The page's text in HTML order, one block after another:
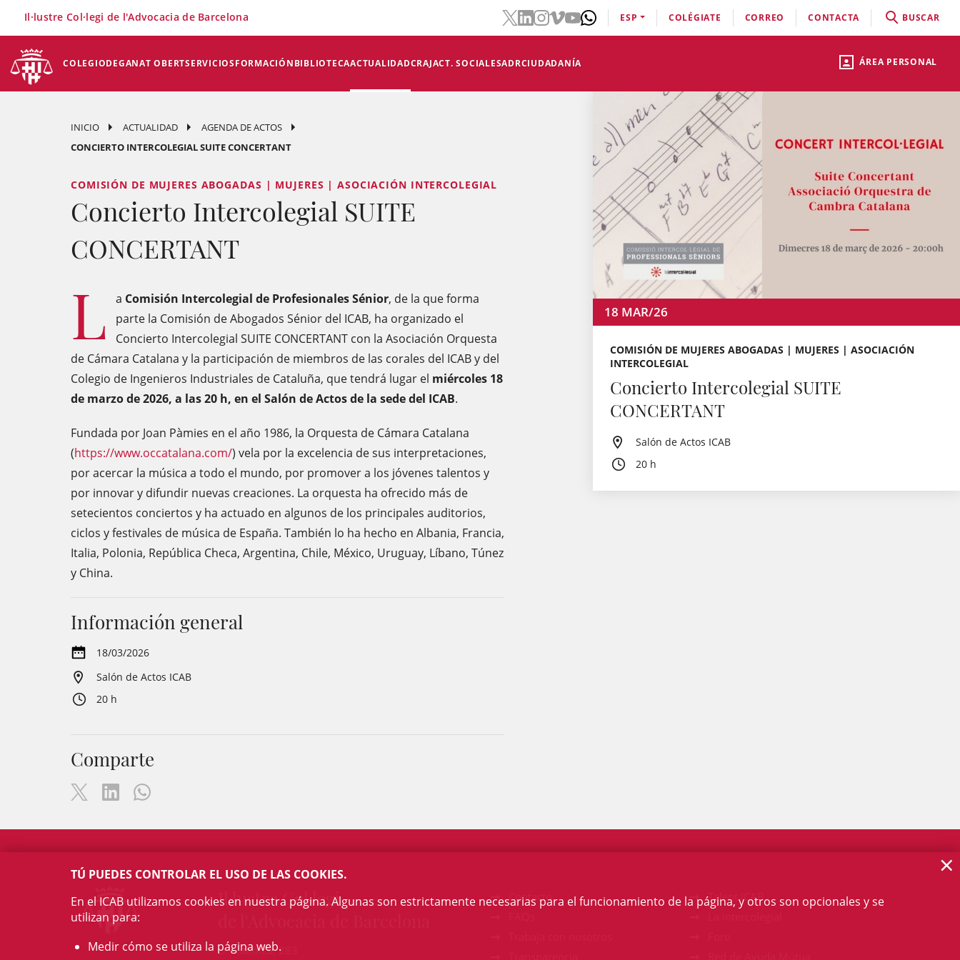
ÁREA PERSONAL
COLEGIODEGANAT OBERTSERVICIOSFORMACIÓNBIBLIOTECAACTUALIDADCRAJACT. SOCIALESADRCIUDADANÍA
Il·lustre Col·legi de l'Advocacia de Barcelona ESP COLÉGIATE CORREO CONTACTA BUSCAR
INICIO ACTUALIDAD
AGENDA DE ACTOS
CONCIERTO INTERCOLEGIAL SUITE CONCERTANT
COMISIÓN DE MUJERES ABOGADAS | MUJERES | ASOCIACIÓN INTERCOLEGIAL
Concierto Intercolegial SUITE
CONCERTANT
L a Comisión Intercolegial de Profesionales Sénior, de la que forma
parte la Comisión de Abogados Sénior del ICAB, ha organizado el
Concierto Intercolegial SUITE CONCERTANT con la Asociación Orquesta
de Cámara Catalana y la participación de miembros de las corales del ICAB y del
Colegio de Ingenieros Industriales de Cataluña, que tendrá lugar el miércoles 18
de marzo de 2026, a las 20 h, en el Salón de Actos de la sede del ICAB.
Fundada por Joan Pàmies en el año 1986, la Orquesta de Cámara Catalana
(https://www.occatalana.com/) vela por la excelencia de sus interpretaciones,
por acercar la música a todo el mundo, por promover a los jóvenes talentos y
por innovar y difundir nuevas creaciones. La orquesta ha ofrecido más de
setecientos conciertos y ha actuado en algunos de los principales auditorios,
ciclos y festivales de música de España. También lo ha hecho en Albania, Francia,
Italia, Polonia, República Checa, Argentina, Chile, México, Uruguay, Líbano, Túnez
y China.
18 MAR/26
COMISIÓN DE MUJERES ABOGADAS | MUJERES | ASOCIACIÓN
INTERCOLEGIAL
Concierto Intercolegial SUITE
CONCERTANT
Salón de Actos ICAB
20 h
Información general
18/03/2026
Salón de Actos ICAB
20 h
Comparte
Il·lustre Col·legi
c/ Mallorca, 283
Contacto
Talent ICAB
TÚ PUEDES CONTROLAR EL USO DE LAS COOKIES.
En el ICAB utilizamos cookies en nuestra página. Algunas son estrictamente necesarias para el funcionamiento de la página, y otros son opcionales y se
utilizan para:
Medir cómo se utiliza la página web.
×